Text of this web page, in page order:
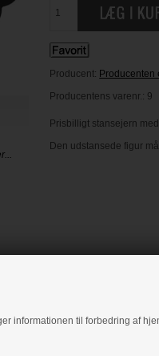
informationen til forbedring af
Producent: Producenten
Producentens varenr.: 9
Prisbilligt stansejern
Den udstansede figur